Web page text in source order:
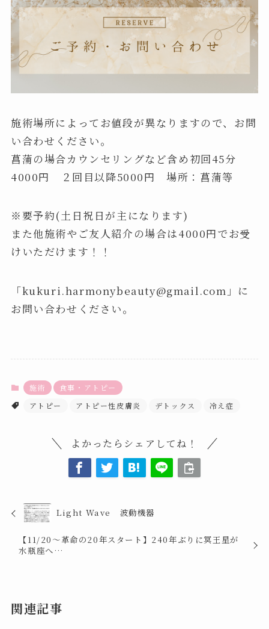
施術場所によってお値段が異なりますので、お問
い合わせください。
菖蒲の場合カウンセリングなど含め初回45分
4000円 ２回目以降5000円 場所：菖蒲等
※要予約(土日祝日が主になります)
また他施術やご友人紹介の場合は4000円でお受
けいただけます！！
「kukuri.harmonybeauty@gmail.com」に
お問い合わせください。
施術
食事・アトピー
アトピー
アトピー性皮膚炎 デトックス 冷え症
よかったらシェアしてね！
Light Wave 波動機器
【11/20～革命の20年スタート】240年ぶりに冥王星が
水瓶座へ…
関連記事